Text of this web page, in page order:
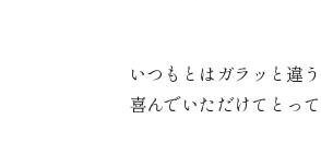
いつもとはガラッと違
喜んでいただけてとっ